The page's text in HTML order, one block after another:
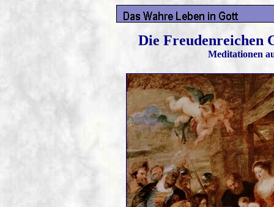
Die Freudenreichen
Meditationen